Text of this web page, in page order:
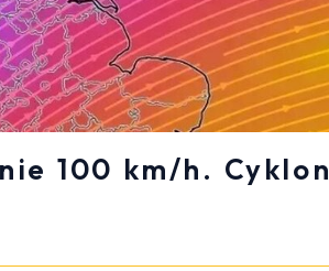
100 km/h. Cyklon